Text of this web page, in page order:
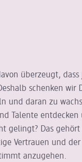
überzeugt,
schenken wir
und daran zu
Talente
gelingt? Das
Vertrauen und
anzugehen.